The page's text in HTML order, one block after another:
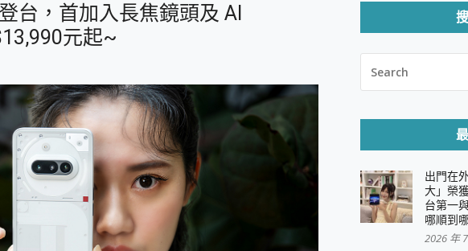
設計的 FireCuda X1070 SSD 固態硬碟開箱 評測
全無線設計 SpotCam Solo Eco 太陽能防水雲端攝影機 SpotCam Solo 3 2.5K高
Prestige 14 AI+ D3MG-031TW 14吋 開箱評價，AI輕薄商務筆電 Copilot+ PC
16 Pro 開箱評價~ 2 億畫素 LumaColor 影像、持久續航與 IP69K 高防護
系列保護貼怎麼選？imos AR 低反光玻璃、藍寶石鏡頭貼與軍規防摔殼完整開箱
Watch 5 開箱 評測
聯想 Yoga Book 9 14吋 AI輕薄筆電 開箱 評測
60 系列 與 Moto | Swarovski razr 60 冰藍限定版本 開箱 評測
讓您輕鬆的移除與格式化有防寫保護的隨身碟或SD卡
的 AI 好幫手! VideoProc Converter AI 新版全解析 × 年末優惠，一篇全看懂
藍牙音響 氛圍情境燈 我通通都要！ Starfish 2 幻彩膠囊投影機｜結合「 智慧
體驗 GravaStar Mercury K1 系列 異星機械鍵盤與 Mercury X 系列 輕量無線電競
台，首加入長焦鏡頭及 AI
元起~
FOR:
出門在
大」榮
台第一
哪順到哪
2026 年